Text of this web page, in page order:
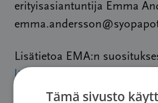
erityisasiantuntija Emma
Lisätietoa EMA:n
lääkeviraston sivuilla
Tämä sivusto